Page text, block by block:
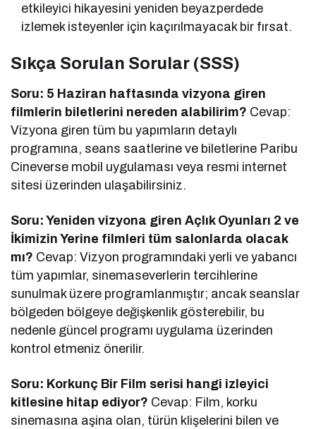
etkileyici hikayesini yeniden beyazperdede
izlemek isteyenler için kaçırılmayacak bir fırsat.
Sıkça Sorulan Sorular (SSS)
Soru: 5 Haziran haftasında vizyona giren
filmlerin biletlerini nereden alabilirim? Cevap:
Vizyona giren tüm bu yapımların detaylı
programına, seans saatlerine ve biletlerine Paribu
Cineverse mobil uygulaması veya resmi internet
sitesi üzerinden ulaşabilirsiniz.
Soru: Yeniden vizyona giren Açlık Oyunları 2 ve
İkimizin Yerine filmleri tüm salonlarda olacak
mı? Cevap: Vizyon programındaki yerli ve yabancı
tüm yapımlar, sinemaseverlerin tercihlerine
sunulmak üzere programlanmıştır; ancak seanslar
bölgeden bölgeye değişkenlik gösterebilir, bu
nedenle güncel programı uygulama üzerinden
kontrol etmeniz önerilir.
Soru: Korkunç Bir Film serisi hangi izleyici
kitlesine hitap ediyor? Cevap: Film, korku
sinemasına aşina olan, türün klişelerini bilen ve